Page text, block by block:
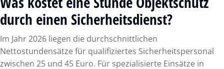
durch einen Sicherheitsdienst?
Im Jahr 2026 liegen die durchschnittlichen
Nettostundensätze für qualifiziertes Sicherheitspersonal
zwischen 25 und 45 Euro. Für spezialisierte Einsätze in